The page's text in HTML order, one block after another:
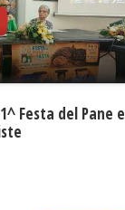
Festa del Pane e